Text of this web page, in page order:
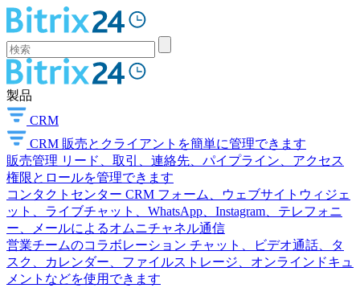
製品
CRM
CRM 販売とクライアントを簡単に管理できます
販売管理 リード、取引、連絡先、パイプライン、アクセス
権限とロールを管理できます
コンタクトセンター CRM フォーム、ウェブサイトウィジェ
ット、ライブチャット、WhatsApp、Instagram、テレフォニ
ー、メールによるオムニチャネル通信
営業チームのコラボレーション チャット、ビデオ通話、タ
スク、カレンダー、ファイルストレージ、オンラインドキュ
メントなどを使用できます